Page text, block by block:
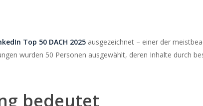
Top 50 DACH 2025 ausgezeichnet – einer der
wurden 50 Personen ausgewählt, deren Inhalte durch
bedeutet